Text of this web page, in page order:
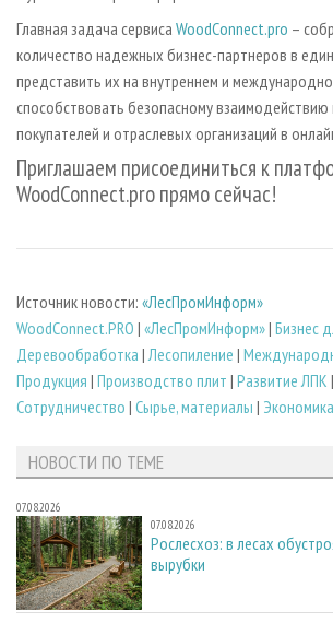
Главная задача сервиса WoodConnect.pro –
количество надежных бизнес-партнеров в
представить их на внутреннем и
способствовать безопасному
покупателей и отраслевых организаций в
Приглашаем присоединиться к
WoodConnect.pro прямо сейчас!
Источник новости: «ЛесПромИнформ»
WoodConnect.PRO | «ЛесПромИнформ»| Бизнес
Деревообработка |Лесопиление |
Продукция | Производство плит | Развитие ЛПК |
Сотрудничество | Сырье, материалы |
НОВОСТИ ПО ТЕМЕ
07.08.2026
07.08.2026
Рослесхоз: в лесах
вырубки